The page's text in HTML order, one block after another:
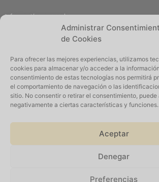
Administrar
de Cookies
Para ofrecer las mejores experiencias, utilizamos
cookies para almacenar y/o acceder a la
consentimiento de estas tecnologías nos permitirá
el comportamiento de navegación o las
sitio. No consentir o retirar el consentimiento,
negativamente a ciertas características y funciones.
Aceptar
Denegar
Preferencias
Información personal
Cerrar Sesión
Iniciar Sesión
Suscribirse
©2026 Todos los derechos reservados. Desarrollados